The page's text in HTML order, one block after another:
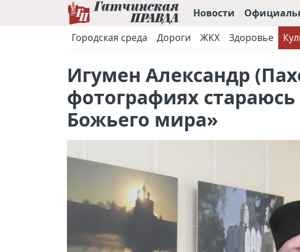
Новости
Городская среда
Дороги ЖКХ Здоровье
Игумен Александр
фотографиях стараюсь
Божьего мира»